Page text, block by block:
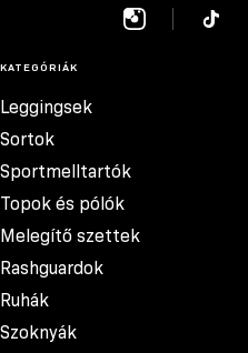
KATEGÓRIÁK
Leggingsek
Sortok
Sportmelltartók
Topok és pólók
Melegítő szettek
Rashguardok
Ruhák
Szoknyák